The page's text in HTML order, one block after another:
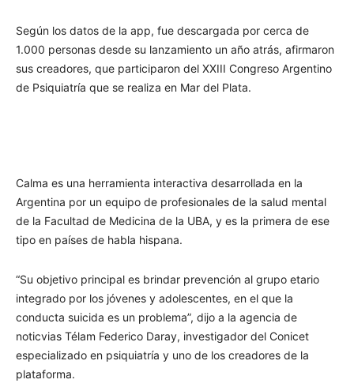
Según los datos de la app, fue descargada por cerca de
1.000 personas desde su lanzamiento un año atrás, afirmaron
sus creadores, que participaron del XXIII Congreso Argentino
de Psiquiatría que se realiza en Mar del Plata.
Calma es una herramienta interactiva desarrollada en la
Argentina por un equipo de profesionales de la salud mental
de la Facultad de Medicina de la UBA, y es la primera de ese
tipo en países de habla hispana.
“Su objetivo principal es brindar prevención al grupo etario
integrado por los jóvenes y adolescentes, en el que la
conducta suicida es un problema”, dijo a la agencia de
noticvias Télam Federico Daray, investigador del Conicet
especializado en psiquiatría y uno de los creadores de la
plataforma.